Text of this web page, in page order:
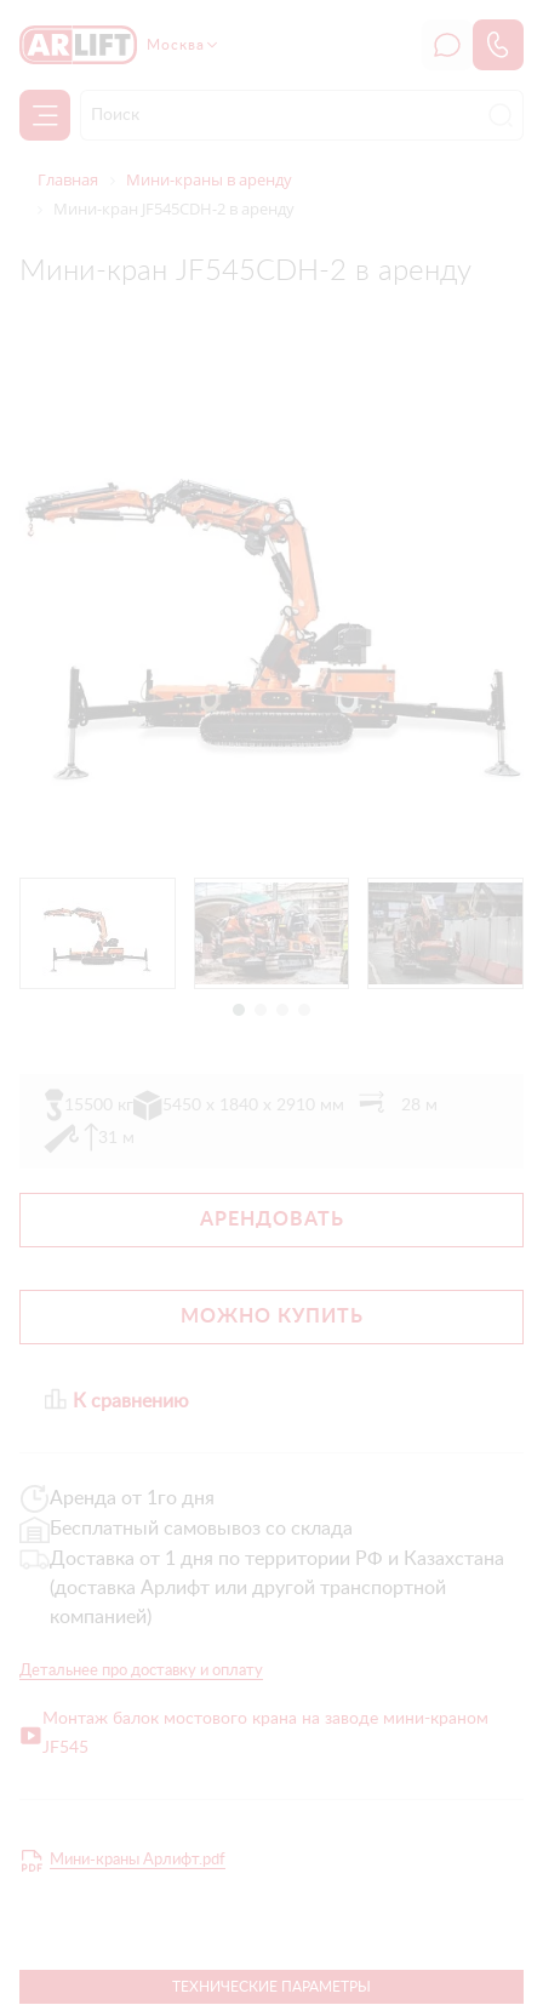
Москва
Главная
Мини-краны в аренду
Мини-кран JF545CDH-2 в аренду
Мини-кран JF545CDH-2 в аренду
15500 кг 5450 х 1840 х 2910 мм
28 м
31 м
АРЕНДОВАТЬ
МОЖНО КУПИТЬ
К сравнению
Аренда от 1го дня
Бесплатный самовывоз со склада
Доставка от 1 дня по территории РФ и Казахстана
(доставка Арлифт или другой транспортной
компанией)
Детальнее про доставку и оплату
Монтаж балок мостового крана на заводе мини-краном
JF545
Мини-краны Арлифт.pdf
ТЕХНИЧЕСКИЕ ПАРАМЕТРЫ